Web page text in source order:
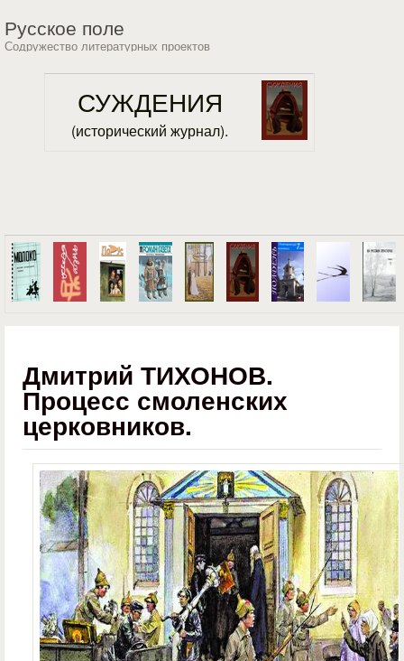
Русское поле
Содружество литературных проектов
СУЖДЕНИЯ
(исторический журнал).
Дмитрий ТИХОНОВ.
Процесс смоленских
церковников.